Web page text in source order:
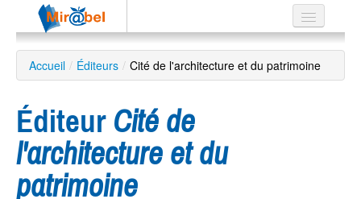
Le réseau
Soutien
Listes
Accueil / Éditeurs / Cité de l'architecture et du patrimoine
Éditeur Cité de
l'architecture et du
patrimoine